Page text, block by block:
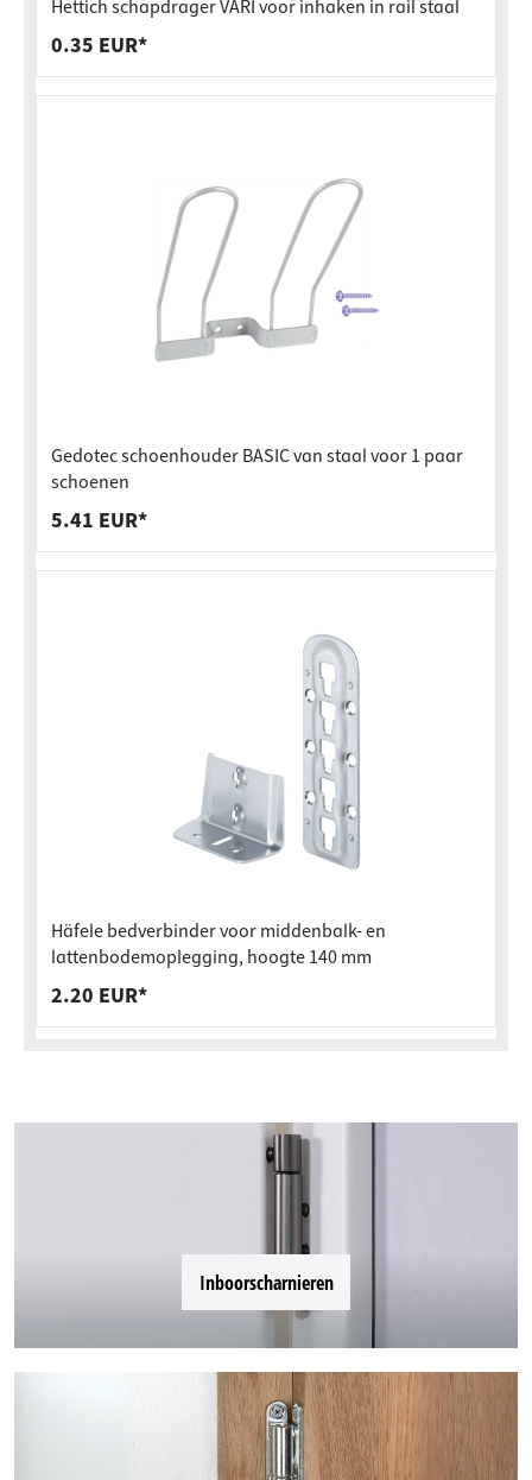
Hettich schapdrager VARI voor inhaken in rail staal
0.35 EUR*
Gedotec schoenhouder BASIC van staal voor 1 paar
schoenen
5.41 EUR*
Häfele bedverbinder voor middenbalk- en
lattenbodemoplegging, hoogte 140 mm
2.20 EUR*
Inboorscharnieren